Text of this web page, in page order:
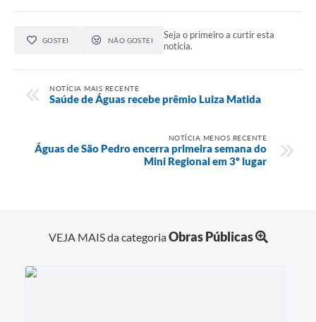
GOSTEI NÃO GOSTEI
Seja o primeiro a curtir esta
notícia.
NOTÍCIA MAIS RECENTE
Saúde de Águas recebe prêmio Luiza Matida
NOTÍCIA MENOS RECENTE
Águas de São Pedro encerra primeira semana do
Mini Regional em 3º lugar
VEJA MAIS da categoriaObras Públicas